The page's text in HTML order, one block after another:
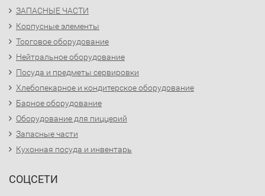
ЗАПАСНЫЕ ЧАСТИ
Корпусные элементы
Торговое оборудование
Нейтральное оборудование
Посуда и предметы сервировки
Хлебопекарное и кондитерское оборудование
Барное оборудование
Оборудование для пиццерий
Запасные части
Кухонная посуда и инвентарь
СОЦСЕТИ